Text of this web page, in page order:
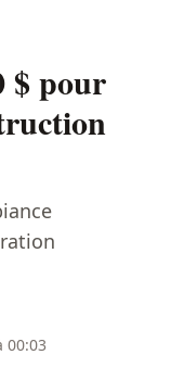
$ pour
00:03